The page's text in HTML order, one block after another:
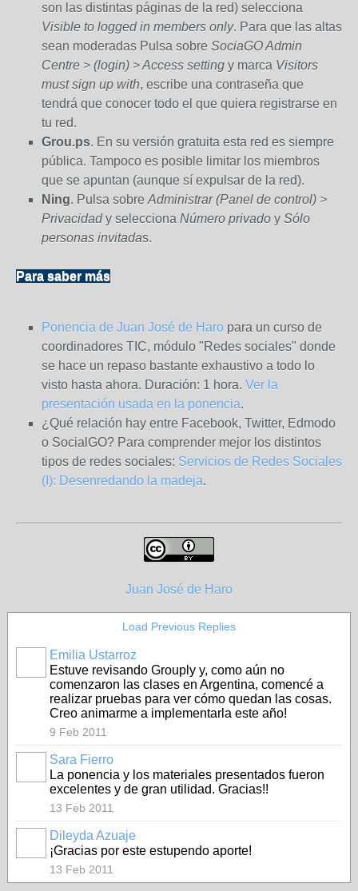
son las distintas páginas de la red) selecciona
Visible to logged in members only. Para que las altas
sean moderadas Pulsa sobre SociaGO Admin
Centre > (login) > Access setting y marca Visitors
must sign up with, escribe una contraseña que
tendrá que conocer todo el que quiera registrarse en
tu red.
Grou.ps. En su versión gratuita esta red es siempre
pública. Tampoco es posible limitar los miembros
que se apuntan (aunque sí expulsar de la red).
Ning. Pulsa sobre Administrar (Panel de control) >
Privacidady selecciona Número privado y Sólo
personas invitadas.
Para saber más
Ponencia de Juan José de Haro para un curso de
coordinadores TIC, módulo "Redes sociales" donde
se hace un repaso bastante exhaustivo a todo lo
visto hasta ahora. Duración: 1 hora. Ver la
presentación usada en la ponencia.
¿Qué relación hay entre Facebook, Twitter, Edmodo
o SocialGO? Para comprender mejor los distintos
tipos de redes sociales: Servicios de Redes Sociales
(I): Desenredando la madeja.
Juan José de Haro
Load Previous Replies
Emilia Ustarroz
Estuve revisando Grouply y, como aún no
comenzaron las clases en Argentina, comencé a
realizar pruebas para ver cómo quedan las cosas.
Creo animarme a implementarla este año!
9 Feb 2011
Sara Fierro
La ponencia y los materiales presentados fueron
excelentes y de gran utilidad. Gracias!!
13 Feb 2011
Dileyda Azuaje
¡Gracias por este estupendo aporte!
13 Feb 2011